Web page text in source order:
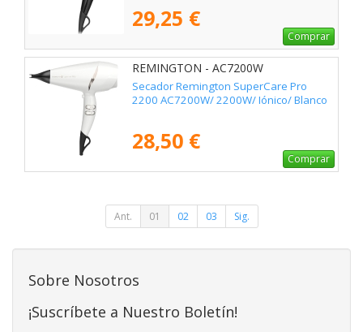
29,25 €
Comprar
REMINGTON - AC7200W
Secador Remington SuperCare Pro
2200 AC7200W/ 2200W/ Iónico/ Blanco
28,50 €
Comprar
Ant. 01 02 03 Sig.
Sobre Nosotros
¡Suscríbete a Nuestro Boletín!